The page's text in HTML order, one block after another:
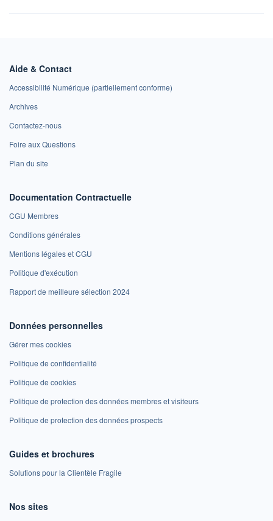
Aide & Contact
Accessibilité Numérique (partiellement conforme)
Archives
Contactez-nous
Foire aux Questions
Plan du site
Documentation Contractuelle
CGU Membres
Conditions générales
Mentions légales et CGU
Politique d'exécution
Rapport de meilleure sélection 2024
Données personnelles
Gérer mes cookies
Politique de confidentialité
Politique de cookies
Politique de protection des données membres et visiteurs
Politique de protection des données prospects
Guides et brochures
Solutions pour la Clientèle Fragile
Nos sites